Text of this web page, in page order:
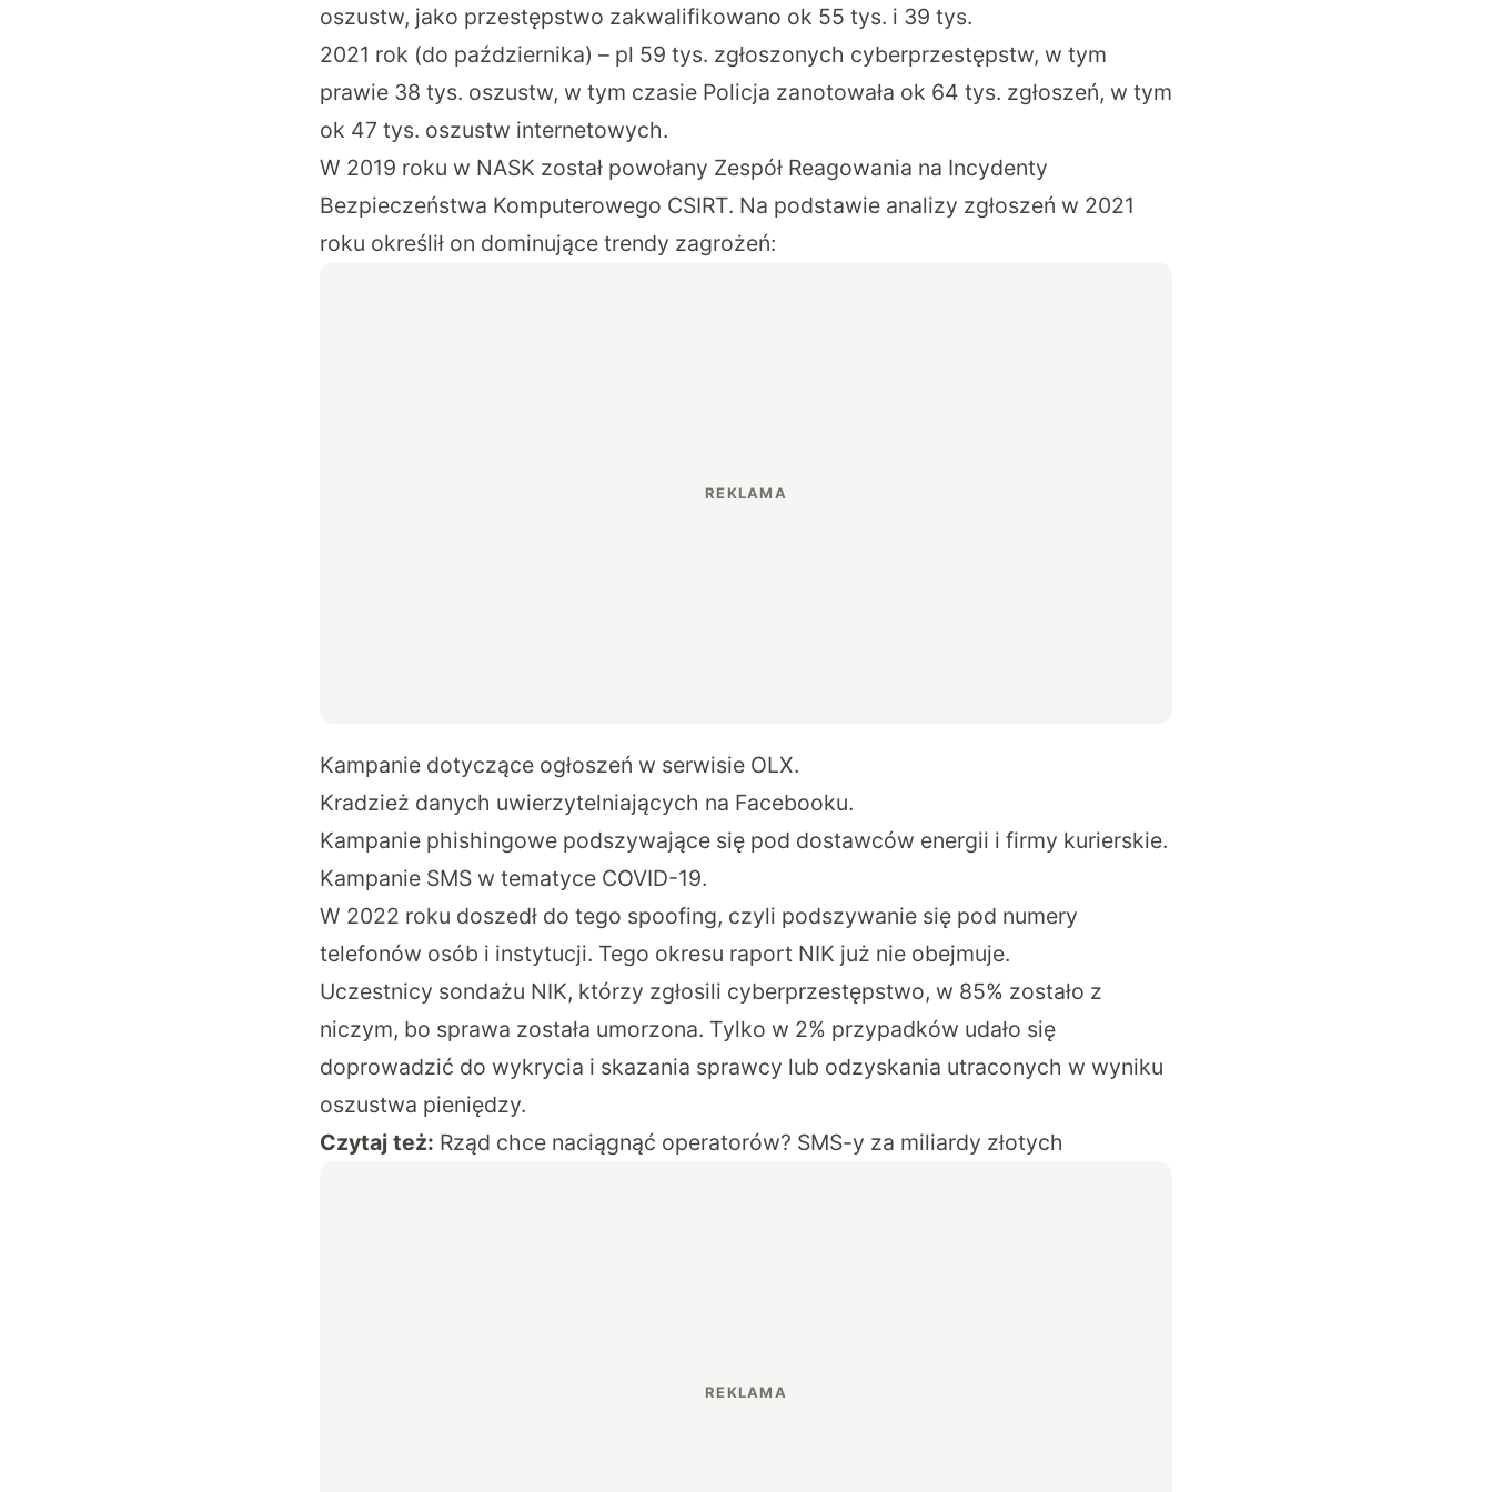
oszustw, jako przestępstwo zakwalifikowano ok 55 tys. i 39 tys.
2021 rok (do października) – pl 59 tys. zgłoszonych cyberprzestępstw, w tym
prawie 38 tys. oszustw, w tym czasie Policja zanotowała ok 64 tys. zgłoszeń, w tym
ok 47 tys. oszustw internetowych.
W 2019 roku w NASK został powołany Zespół Reagowania na Incydenty
Bezpieczeństwa Komputerowego CSIRT. Na podstawie analizy zgłoszeń w 2021
roku określił on dominujące trendy zagrożeń:
Kampanie dotyczące ogłoszeń w serwisie OLX.
Kradzież danych uwierzytelniających na Facebooku.
Kampanie phishingowe podszywające się pod dostawców energii i firmy kurierskie.
Kampanie SMS w tematyce COVID-19.
W 2022 roku doszedł do tego spoofing, czyli podszywanie się pod numery
telefonów osób i instytucji. Tego okresu raport NIK już nie obejmuje.
Uczestnicy sondażu NIK, którzy zgłosili cyberprzestępstwo, w 85% zostało z
niczym, bo sprawa została umorzona. Tylko w 2% przypadków udało się
doprowadzić do wykrycia i skazania sprawcy lub odzyskania utraconych w wyniku
oszustwa pieniędzy.
Czytaj też: Rząd chce naciągnąć operatorów? SMS-y za miliardy złotych